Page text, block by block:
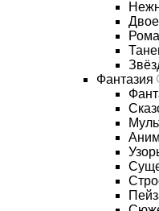
Двое
Фантазия